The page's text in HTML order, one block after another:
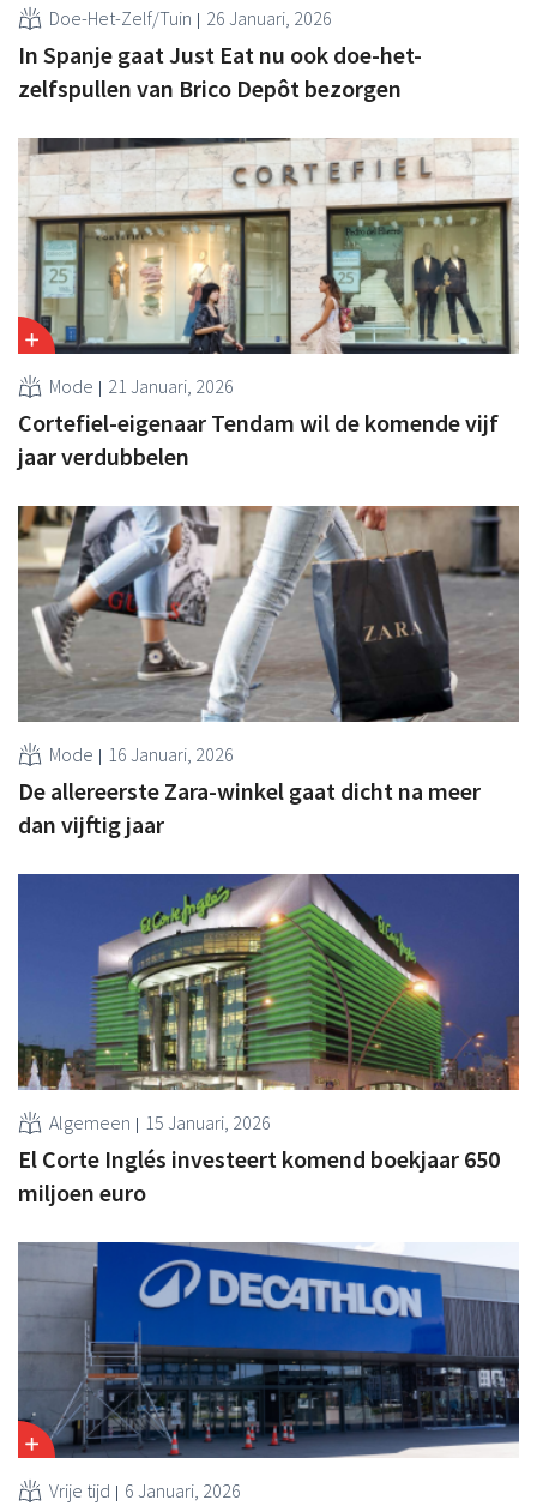
Doe-Het-Zelf/Tuin 26 Januari, 2026
In Spanje gaat Just Eat nu ook doe-het-
zelfspullen van Brico Depôt bezorgen
Mode 21 Januari, 2026
Cortefiel-eigenaar Tendam wil de komende vijf
jaar verdubbelen
Mode 16 Januari, 2026
De allereerste Zara-winkel gaat dicht na meer
dan vijftig jaar
Algemeen 15 Januari, 2026
El Corte Inglés investeert komend boekjaar 650
miljoen euro
Vrije tijd 6 Januari, 2026